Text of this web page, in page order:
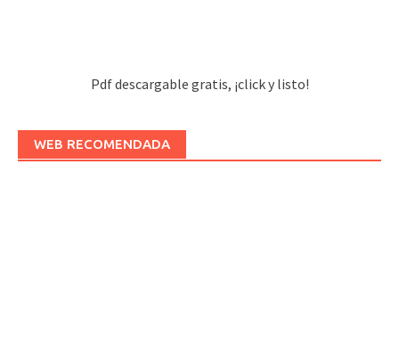
Pdf descargable gratis, ¡click y listo!
WEB RECOMENDADA